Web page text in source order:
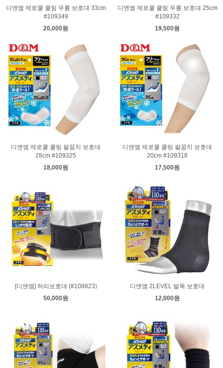
디앤엠 제로쿨 쿨링 무릎 보호대 33cm
#109349
20,000원
디앤엠 제로쿨 쿨링 무릎 보호대 25cm
#109332
19,500원
디앤엠 제로쿨 쿨링 팔꿈치 보호대
28cm #109325
18,000원
디앤엠 제로쿨 쿨링 팔꿈치 보호대
20cm #109318
17,500원
[디앤엠] 허리보호대 (#108823)
50,000원
디앤엠 2LEVEL 발목 보호대
12,000원